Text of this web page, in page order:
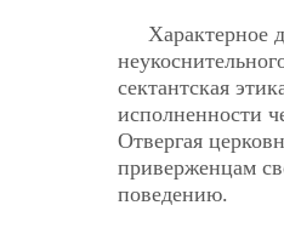
Характерное
сектантская
исполненности
Отвергая
приверженцам
поведению.